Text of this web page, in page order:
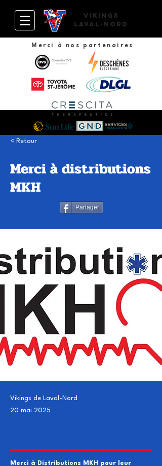
VIKINGS
Laval-Nord
Merci à nos partenaires
< Retour
Merci à distributions
MKH
Partager
Vikings de Laval-Nord
20 mai 2025
Merci à Distributions MKH pour leur